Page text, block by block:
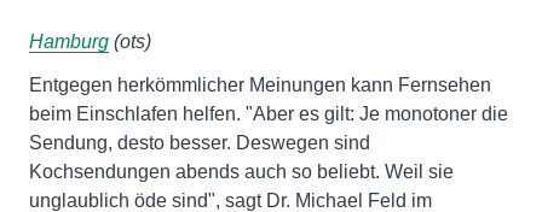
Hamburg (ots)
Entgegen herkömmlicher Meinungen kann Fernsehen
beim Einschlafen helfen. "Aber es gilt: Je monotoner die
Sendung, desto besser. Deswegen sind
Kochsendungen abends auch so beliebt. Weil sie
unglaublich öde sind", sagt Dr. Michael Feld im